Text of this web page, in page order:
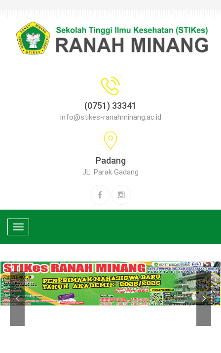
(0751) 33341
info@stikes-ranahminang.ac.id
Padang
JL. Parak Gadang
Toggle
navigation